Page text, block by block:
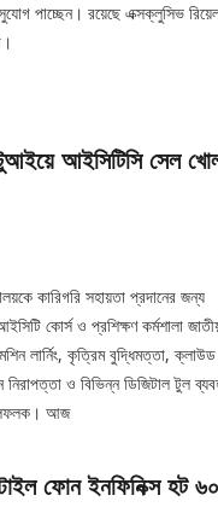
পাচ্ছেন। রয়েছে এক্সক্লুসিভ
আইসিটিসি সেল
কারিগরি সহায়তা প্রদানের জন্য
কোর্স ও প্রশিক্ষণ কর্মশালা
লার্নিং, কৃত্রিম বুদ্ধিমত্তা, ক্লাউড
ও বিভিন্ন ডিজিটাল টুল
আজ
ফোন ইনফিনিক্স হট ৬০